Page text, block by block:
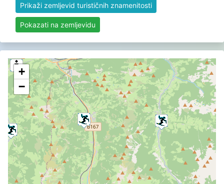
Prikaži zemljevid turističnih znamenitosti
Pokazati na zemljevidu
+
−